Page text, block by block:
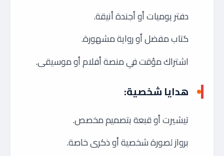
دفتر يوميات أو أجندة أنيقة.
كتاب مفضل أو رواية مشهورة.
اشتراك مؤقت في منصة أفلام أو موسيقى.
هدايا شخصية:
تيشيرت أو قبعة بتصميم مخصص.
برواز لصورة شخصية أو ذكرى خاصة.